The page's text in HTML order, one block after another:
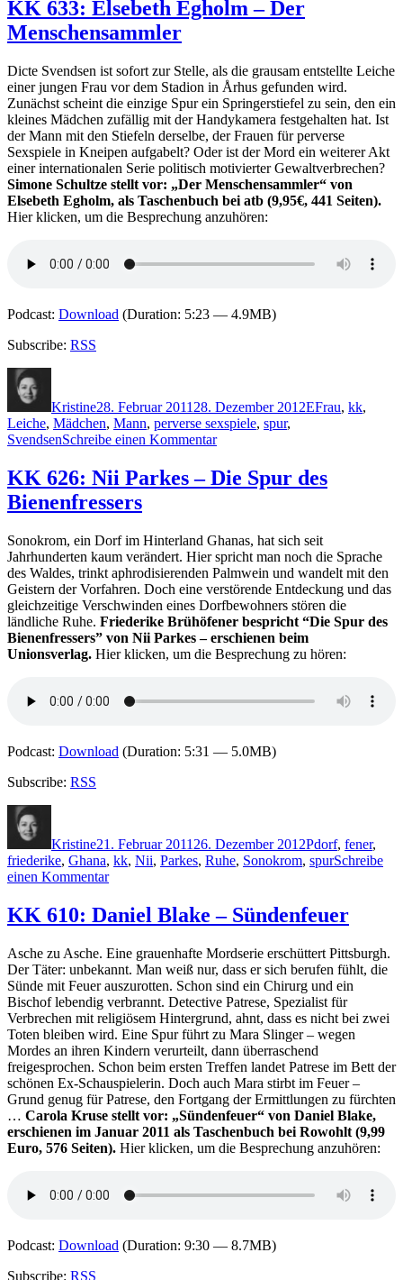
Tatjana
Nadel,
Faden,
Hackebeil
KK 633: Elsebeth Egholm – Der
Menschensammler
Dicte Svendsen ist sofort zur Stelle, als die grausam entstellte Leiche
einer jungen Frau vor dem Stadion in Århus gefunden wird.
Zunächst scheint die einzige Spur ein Springerstiefel zu sein, den ein
kleines Mädchen zufällig mit der Handykamera festgehalten hat. Ist
der Mann mit den Stiefeln derselbe, der Frauen für perverse
Sexspiele in Kneipen aufgabelt? Oder ist der Mord ein weiterer Akt
einer internationalen Serie politisch motivierter Gewaltverbrechen?
Simone Schultze stellt vor: „Der Menschensammler“ von
Elsebeth Egholm, als Taschenbuch bei atb (9,95€, 441 Seiten).
Hier klicken, um die Besprechung anzuhören:
Podcast: Download (Duration: 5:23 — 4.9MB)
Subscribe: RSS
Kristine28. Februar 2011 28. Dezember 2012EFrau, kk,
Leiche, Mädchen, Mann, perverse sexspiele, spur,
SvendsenSchreibe einen Kommentarzu
633:
Elsebeth
Der
Menschensammler
KK 626: Nii Parkes – Die Spur des
Bienenfressers
Sonokrom, ein Dorf im Hinterland Ghanas, hat sich seit
Jahrhunderten kaum verändert. Hier spricht man noch die Sprache
des Waldes, trinkt aphrodisierenden Palmwein und wandelt mit den
Geistern der Vorfahren. Doch eine verstörende Entdeckung und das
gleichzeitige Verschwinden eines Dorfbewohners stören die
ländliche Ruhe. Friederike Brühöfener bespricht “Die Spur des
Bienenfressers” von Nii Parkes – erschienen beim
Unionsverlag. Hier klicken, um die Besprechung zu hören:
Podcast: Download (Duration: 5:31 — 5.0MB)
Subscribe: RSS
Kristine21. Februar 2011 26. Dezember 2012Pdorf, fener,
friederike, Ghana, kk, Nii, Parkes, Ruhe, Sonokrom, spurSchreibe
einen Kommentarzu
626:
Nii
–
Die
Spur
des
Bienenfressers
KK 610: Daniel Blake – Sündenfeuer
Asche zu Asche. Eine grauenhafte Mordserie erschüttert Pittsburgh.
Der Täter: unbekannt. Man weiß nur, dass er sich berufen fühlt, die
Sünde mit Feuer auszurotten. Schon sind ein Chirurg und ein
Bischof lebendig verbrannt. Detective Patrese, Spezialist für
Verbrechen mit religiösem Hintergrund, ahnt, dass es nicht bei zwei
Toten bleiben wird. Eine Spur führt zu Mara Slinger – wegen
Mordes an ihren Kindern verurteilt, dann überraschend
freigesprochen. Schon beim ersten Treffen landet Patrese im Bett der
schönen Ex-Schauspielerin. Doch auch Mara stirbt im Feuer –
Grund genug für Patrese, den Fortgang der Ermittlungen zu fürchten
… Carola Kruse stellt vor: „Sündenfeuer“ von Daniel Blake,
erschienen im Januar 2011 als Taschenbuch bei Rowohlt (9,99
Euro, 576 Seiten). Hier klicken, um die Besprechung anzuhören:
Podcast: Download (Duration: 9:30 — 8.7MB)
Subscribe: RSS